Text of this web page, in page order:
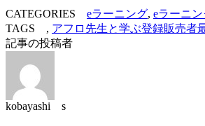
CATEGORIES eラーニング, eラーニ
TAGS , アフロ先生と学ぶ登録販売者
記事の投稿者
kobayashi s